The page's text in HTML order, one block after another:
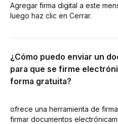
Agregar firma digital a este
luego haz clic en Cerrar.
¿Cómo puedo enviar un
para que se firme
forma gratuita?
ofrece una herramienta de
firmar documentos